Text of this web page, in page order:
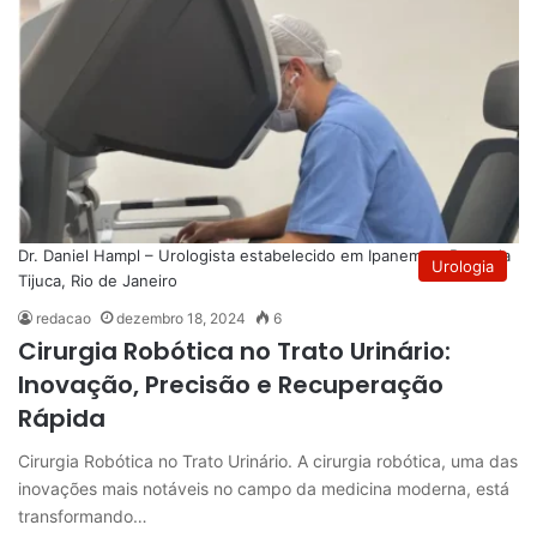
Urologia
Dr. Daniel Hampl – Urologista estabelecido em Ipanema e Barra da
Tijuca, Rio de Janeiro
redacao dezembro 18, 2024 6
Cirurgia Robótica no Trato Urinário:
Inovação, Precisão e Recuperação
Rápida
Cirurgia Robótica no Trato Urinário. A cirurgia robótica, uma das
inovações mais notáveis no campo da medicina moderna, está
transformando…